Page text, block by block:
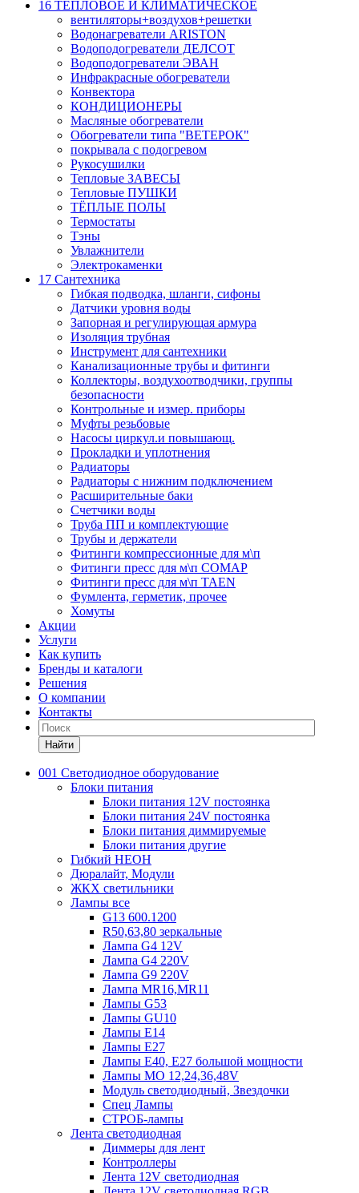
16 ТЕПЛОВОЕ И КЛИМАТИЧЕСКОЕ
вентиляторы+воздухов+решетки
Водонагреватели ARISTON
Водоподогреватели ДЕЛСОТ
Водоподогреватели ЭВАН
Инфракрасные обогреватели
Конвектора
КОНДИЦИОНЕРЫ
Масляные обогреватели
Обогреватели типа "ВЕТЕРОК"
покрывала с подогревом
Рукосушилки
Тепловые ЗАВЕСЫ
Тепловые ПУШКИ
ТЁПЛЫЕ ПОЛЫ
Термостаты
Тэны
Увлажнители
Электрокаменки
17 Сантехника
Гибкая подводка, шланги, сифоны
Датчики уровня воды
Запорная и регулирующая армура
Изоляция трубная
Инструмент для сантехники
Канализационные трубы и фитинги
Коллекторы, воздухоотводчики, группы
безопасности
Контрольные и измер. приборы
Муфты резьбовые
Насосы циркул.и повышающ.
Прокладки и уплотнения
Радиаторы
Радиаторы с нижним подключением
Расширительные баки
Счетчики воды
Труба ПП и комплектующие
Трубы и держатели
Фитинги компрессионные для м\п
Фитинги пресс для м\п COMAP
Фитинги пресс для м\п TAEN
Фумлента, герметик, прочее
Хомуты
Акции
Услуги
Как купить
Бренды и каталоги
Решения
О компании
Контакты
Найти
001 Светодиодное оборудование
Блоки питания
Блоки питания 12V постоянка
Блоки питания 24V постоянка
Блоки питания диммируемые
Блоки питания другие
Гибкий НЕОН
Дюралайт, Модули
ЖКХ светильники
Лампы все
G13 600.1200
R50,63,80 зеркальные
Лампа G4 12V
Лампа G4 220V
Лампа G9 220V
Лампа MR16,MR11
Лампы G53
Лампы GU10
Лампы Е14
Лампы Е27
Лампы Е40, Е27 большой мощности
Лампы МО 12,24,36,48V
Модуль светодиодный, Звездочки
Спец Лампы
СТРОБ-лампы
Лента светодиодная
Диммеры для лент
Контроллеры
Лента 12V светодиодная